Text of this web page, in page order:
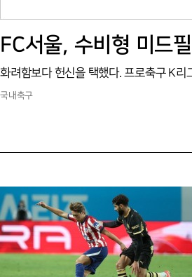
FC서울, 수비형 미드
국내축구